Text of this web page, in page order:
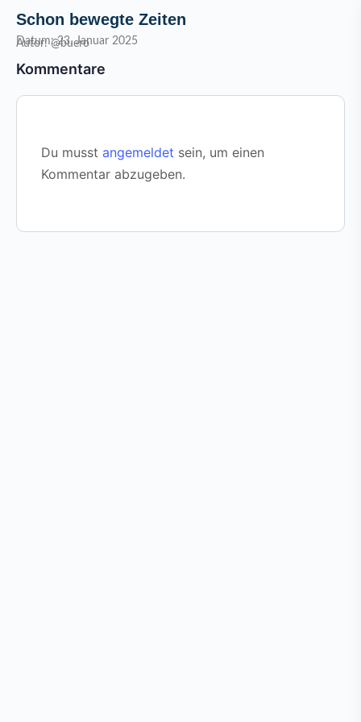
Schon bewegte Zeiten
Datum: 23. Januar 2025
Autor: @buero
Kommentare
Du musst angemeldet sein, um einen
Kommentar abzugeben.